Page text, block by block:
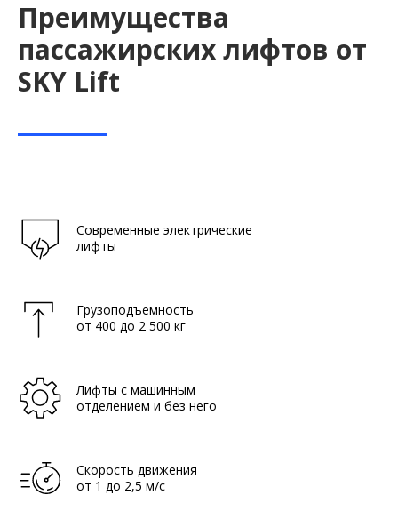
Преимущества
пассажирских лифтов от
SKY Lift
Современные электрические
лифты
Грузоподъемность
от 400 до 2 500 кг
Лифты с машинным
отделением и без него
Скорость движения
от 1 до 2,5 м/с